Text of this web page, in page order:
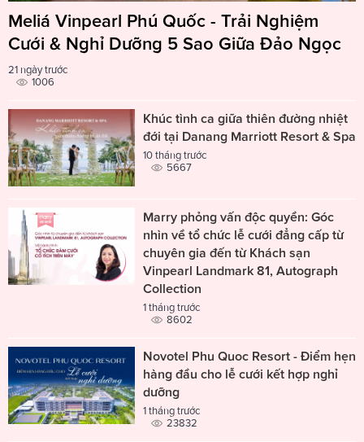
Meliá Vinpearl Phú Quốc - Trải Nghiệm
Cưới & Nghỉ Dưỡng 5 Sao Giữa Đảo Ngọc
21 ngày trước
1006
Khúc tình ca giữa thiên đường nhiệt
đới tại Danang Marriott Resort & Spa
10 tháng trước
5667
Marry phỏng vấn độc quyền: Góc
nhìn về tổ chức lễ cưới đẳng cấp từ
chuyên gia đến từ Khách sạn
Vinpearl Landmark 81, Autograph
Collection
1 tháng trước
8602
Novotel Phu Quoc Resort - Điểm hẹn
hàng đầu cho lễ cưới kết hợp nghỉ
dưỡng
1 tháng trước
23832